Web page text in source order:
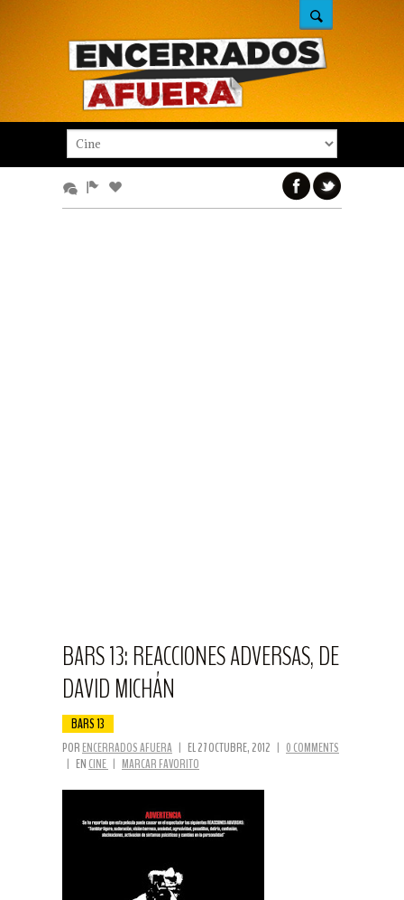
BARS 13: REACCIONES ADVERSAS, DE
DAVID MICHÁN
BARS 13
POR ENCERRADOS AFUERA | EL 27 OCTUBRE, 2012 | 0 COMMENTS
| EN CINE | MARCAR FAVORITO